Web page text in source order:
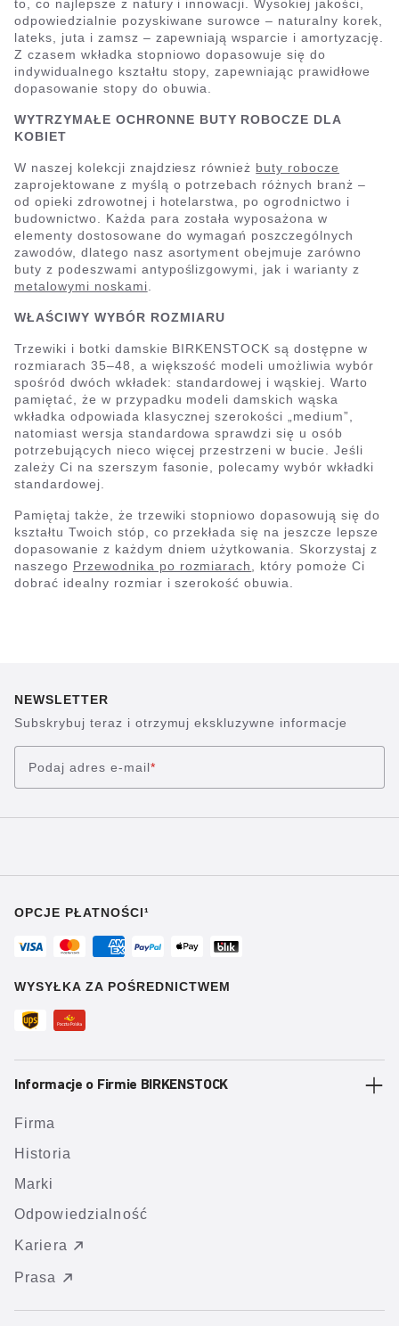
to, co najlepsze z natury i innowacji. Wysokiej jakości,
odpowiedzialnie pozyskiwane surowce – naturalny korek,
lateks, juta i zamsz – zapewniają wsparcie i amortyzację.
Z czasem wkładka stopniowo dopasowuje się do
indywidualnego kształtu stopy, zapewniając prawidłowe
dopasowanie stopy do obuwia.
WYTRZYMAŁE OCHRONNE BUTY ROBOCZE DLA
KOBIET
W naszej kolekcji znajdziesz również buty robocze
zaprojektowane z myślą o potrzebach różnych branż –
od opieki zdrowotnej i hotelarstwa, po ogrodnictwo i
budownictwo. Każda para została wyposażona w
elementy dostosowane do wymagań poszczególnych
zawodów, dlatego nasz asortyment obejmuje zarówno
buty z podeszwami antypoślizgowymi, jak i warianty z
metalowymi noskami
WŁAŚCIWY WYBÓR ROZMIARU
Trzewiki i botki damskie BIRKENSTOCK są dostępne w
rozmiarach 35–48, a większość modeli umożliwia wybór
spośród dwóch wkładek: standardowej i wąskiej. Warto
pamiętać, że w przypadku modeli damskich wąska
wkładka odpowiada klasycznej szerokości „medium”,
natomiast wersja standardowa sprawdzi się u osób
potrzebujących nieco więcej przestrzeni w bucie. Jeśli
zależy Ci na szerszym fasonie, polecamy wybór wkładki
standardowej.
Pamiętaj także, że trzewiki stopniowo dopasowują się do
kształtu Twoich stóp, co przekłada się na jeszcze lepsze
dopasowanie z każdym dniem użytkowania. Skorzystaj z
naszego Przewodnika po rozmiarach
, który pomoże Ci
dobrać idealny rozmiar i szerokość obuwia.
NEWSLETTER
Subskrybuj teraz i otrzymuj ekskluzywne informacje
Podaj adres e-mail*
OPCJE PŁATNOŚCI¹
WYSYŁKA ZA POŚREDNICTWEM
Informacje o Firmie BIRKENSTOCK
Firma
Historia
Marki
Odpowiedzialność
Kariera
Prasa